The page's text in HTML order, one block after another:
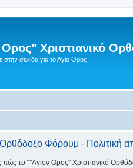
Ορος" Χριστιανικό
στην σελίδα για το Αγιο Ορος
Φόρουμ - Πολιτική
το “"Αγιον Ορος" Χριστιανικό